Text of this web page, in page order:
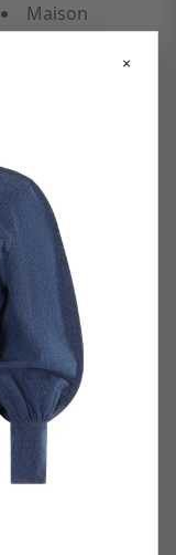
Maison
Outlet
Pantalons
homme
Pantalon
Prêt-à-porter
SAINT VALENTIN
M'sa Remake
×